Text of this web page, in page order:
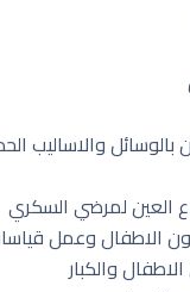
والاساليب
لمرضي السكري
وعمل
والكبار